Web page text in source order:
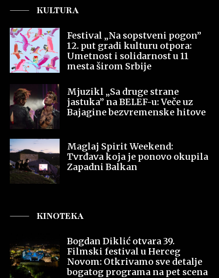
KULTURA
Festival „Na sopstveni pogon”
12. put gradi kulturu otpora:
Umetnost i solidarnost u 11
mesta širom Srbije
Mjuzikl „Sa druge strane
jastuka” na BELEF-u: Veče uz
Bajagine bezvremenske hitove
Maglaj Spirit Weekend:
Tvrđava koja je ponovo okupila
Zapadni Balkan
KINOTEKA
Bogdan Diklić otvara 39.
Filmski festival u Herceg
Novom: Otkrivamo sve detalje
bogatog programa na pet scena